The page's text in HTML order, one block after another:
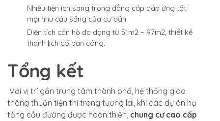
Nhiều tiện ích sang trọng đẳng cấp đáp ứng tốt
mọi nhu cầu sống của cư dân
Diện tích căn hộ đa dạng từ 51m2 – 97m2, thiết kế
thanh lịch có ban công.
Tổng kết
Với vị trí gần trung tâm thành phố, hệ thống giao
thông thuận tiện thì trong tương lai, khi các dự án hạ
tầng cầu đường được hoàn thiện, chung cư cao cấp